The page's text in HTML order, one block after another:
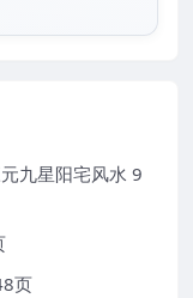
九星阳宅风水 9
页